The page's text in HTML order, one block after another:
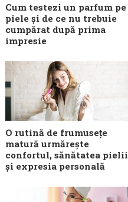
Cum testezi un parfum pe
piele și de ce nu trebuie
cumpărat după prima
impresie
O rutină de frumusețe
matură urmărește
confortul, sănătatea pielii
și expresia personală